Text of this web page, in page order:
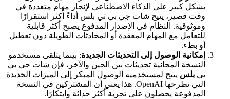
بشكل كبير على الذكاء الاصطناعي لإنجاز مهام متعددة في
وقت قصير، يتيح شات جي بي تي بلس أداءً أكثر استقرارًا
وموثوقية. النظام في الإصدار المدفوع يصبح أكثر قابلية
للتعامل مع المهام المعقدة أو المحادثات الطويلة دون تعطيل
أو بطء.
إمكانية الوصول إلى التحديثات الجديدة: بينما يتلقى مستخدمو
النسخة المجانية تحديثات بين الحين والآخر، فإن شات جي بي
تي بلس يتيح لمستخدميه الوصول المبكر إلى الميزات الجديدة
التي تطرحها OpenAI. هذا يعني أن المشتركين في النسخة
المدفوعة يحصلون على تجربة أكثر حداثة وابتكارًا.